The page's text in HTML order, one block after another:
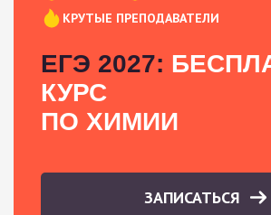
КРУТЫЕ ПРЕПОДАВАТЕЛИ
ЕГЭ 2027:
КУРС
ПО ХИМИИ
ЗАПИСАТЬСЯ